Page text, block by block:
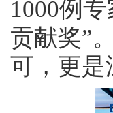
1000例
贡献奖”
可，更是